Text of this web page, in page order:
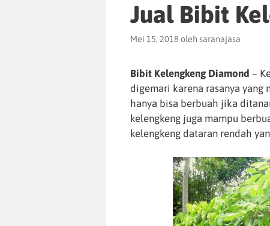
Jual Bibit
Mei 15, 2018 oleh saranajasa
Bibit Kelengkeng Diamond –
digemari karena rasanya yang
hanya bisa berbuah jika
kelengkeng juga mampu
kelengkeng dataran rendah